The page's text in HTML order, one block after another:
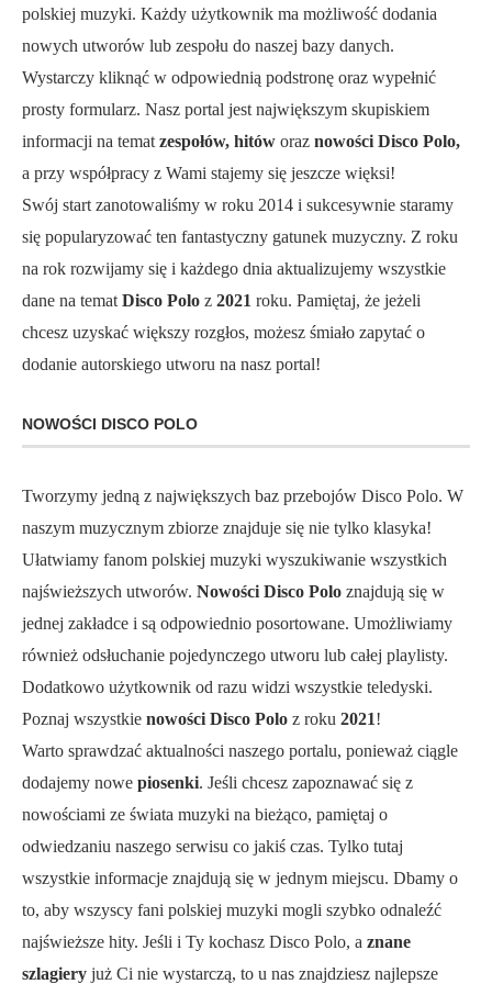
polskiej muzyki. Każdy użytkownik ma możliwość dodania
nowych utworów lub zespołu do naszej bazy danych.
Wystarczy kliknąć w odpowiednią podstronę oraz wypełnić
prosty formularz. Nasz portal jest największym skupiskiem
informacji na temat zespołów, hitów oraz nowości Disco Polo,
a przy współpracy z Wami stajemy się jeszcze więksi!
Swój start zanotowaliśmy w roku 2014 i sukcesywnie staramy
się popularyzować ten fantastyczny gatunek muzyczny. Z roku
na rok rozwijamy się i każdego dnia aktualizujemy wszystkie
dane na temat Disco Polo z 2021 roku. Pamiętaj, że jeżeli
chcesz uzyskać większy rozgłos, możesz śmiało zapytać o
dodanie autorskiego utworu na nasz portal!
NOWOŚCI DISCO POLO
Tworzymy jedną z największych baz przebojów Disco Polo. W
naszym muzycznym zbiorze znajduje się nie tylko klasyka!
Ułatwiamy fanom polskiej muzyki wyszukiwanie wszystkich
najświeższych utworów. Nowości Disco Polo znajdują się w
jednej zakładce i są odpowiednio posortowane. Umożliwiamy
również odsłuchanie pojedynczego utworu lub całej playlisty.
Dodatkowo użytkownik od razu widzi wszystkie teledyski.
Poznaj wszystkie nowości Disco Polo z roku 2021!
Warto sprawdzać aktualności naszego portalu, ponieważ ciągle
dodajemy nowe piosenki. Jeśli chcesz zapoznawać się z
nowościami ze świata muzyki na bieżąco, pamiętaj o
odwiedzaniu naszego serwisu co jakiś czas. Tylko tutaj
wszystkie informacje znajdują się w jednym miejscu. Dbamy o
to, aby wszyscy fani polskiej muzyki mogli szybko odnaleźć
najświeższe hity. Jeśli i Ty kochasz Disco Polo, a znane
szlagiery już Ci nie wystarczą, to u nas znajdziesz najlepsze